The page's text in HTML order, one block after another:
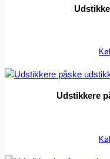
Udstikkere